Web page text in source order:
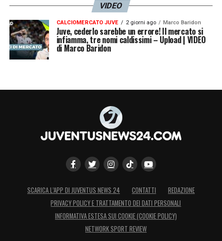
VIDEO
CALCIOMERCATO JUVE 2 giorni ago Marco Baridon
Juve, cederlo sarebbe un errore! Il mercato si
infiamma, tre nomi caldissimi – Upload | VIDEO
di Marco Baridon
SCARICA L’APP DI JUVENTUS NEWS 24 CONTATTI
REDAZIONE
PRIVACY POLICY E TRATTAMENTO DEI DATI PERSONALI
INFORMATIVA ESTESA SUI COOKIE (COOKIE POLICY)
NETWORK SPORT REVIEW